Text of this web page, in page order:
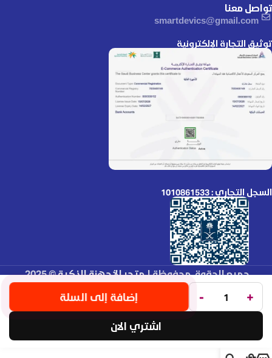
تواصل معنا
smartdevics@gmail.com
توثيق التجارة الإلكترونية
السجل التجاري : 1010861533
جميع الحقوق محفوظة لـمتجر الأجهزة الذكية© 2025.
تم التطوير بواسطة
+
- إضافة إلى السلة
اشتري الان